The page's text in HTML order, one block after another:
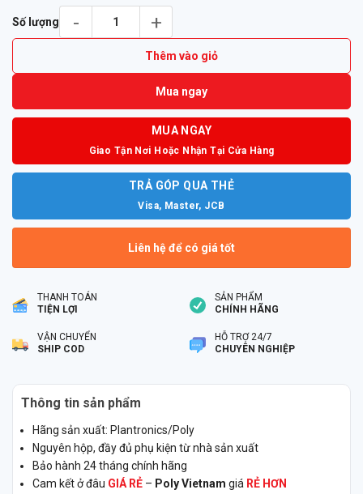
Số lượng
Thêm vào giỏ
Mua ngay
MUA NGAY
Giao Tận Nơi Hoặc Nhận Tại Cửa Hàng
TRẢ GÓP QUA THẺ
Visa, Master, JCB
Liên hệ để có giá tốt
THANH TOÁN
TIỆN LỢI
SẢN PHẨM
CHÍNH HÃNG
VẬN CHUYỂN
SHIP COD
HỖ TRỢ 24/7
CHUYÊN NGHIỆP
Thông tin sản phẩm
Hãng sản xuất: Plantronics/Poly
Nguyên hộp, đầy đủ phụ kiện từ nhà sản xuất
Bảo hành 24 tháng chính hãng
Cam kết ở đâu GIÁ RẺ – Poly Vietnam giá RẺ HƠN